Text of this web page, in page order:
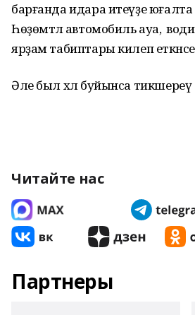
барғанда идара итеүҙе
Һөҙөмтәлә автомобиль ауа, ә
ярҙам табиптары килеп еткәнсе
Әле был хәл буйынса
Читайте нас
Партнеры